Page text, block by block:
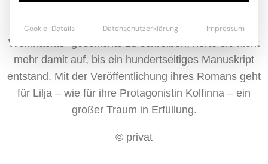
Corona-Lockdown die Hausaufgabe bekam, eine
Weihnachts- geschichte zu schreiben, hörte sie nicht
mehr damit auf, bis ein hundertseitiges Manuskript
entstand. Mit der Veröffentlichung ihres Romans geht
für Lilja – wie für ihre Protagonistin Kolfinna – ein
großer Traum in Erfüllung.
© privat
Cookie-Details Datenschutzerklärung Impressum